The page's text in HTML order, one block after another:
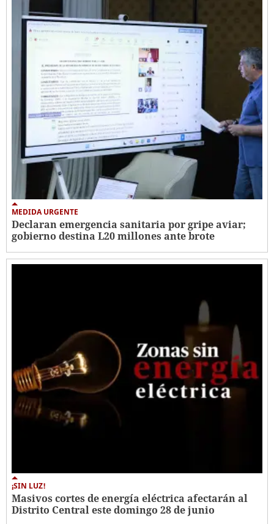
MEDIDA URGENTE
Declaran emergencia sanitaria por gripe aviar;
gobierno destina L20 millones ante brote
¡SIN LUZ!
Masivos cortes de energía eléctrica afectarán al
Distrito Central este domingo 28 de junio